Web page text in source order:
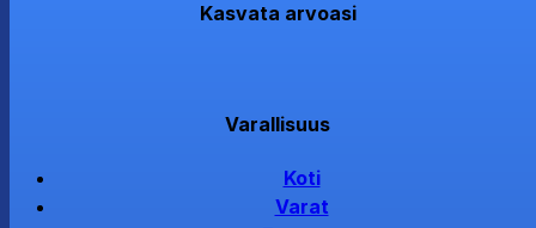
Kasvata arvoasi
Varallisuus
Koti
Varat